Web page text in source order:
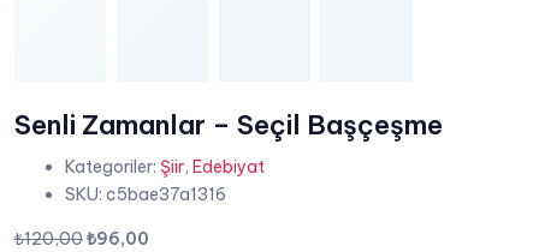
Senli Zamanlar – Seçil Başçeşme
Kategoriler: Şiir, Edebiyat
SKU: c5bae37a1316
₺120,00Orijinal
₺96,00